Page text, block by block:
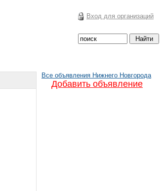
Вход для организаций
Все объявления Нижнего Новгорода
Добавить объявление